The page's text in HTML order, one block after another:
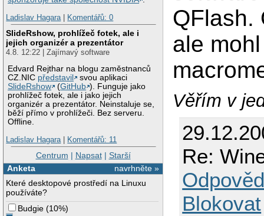
Ladislav Hagara| Komentářů: 0
SlideRshow, prohlížeč fotek, ale i
jejich organizér a prezentátor
4.8. 12:22 | Zajímavý software
Edvard Rejthar na blogu zaměstnanců
CZ.NIC představil
svou aplikaci
SlideRshow
(GitHub ). Funguje jako
prohlížeč fotek, ale i jako jejich
organizér a prezentátor. Neinstaluje se,
běží přímo v prohlížeči. Bez serveru.
Offline.
Ladislav Hagara| Komentářů: 11
Centrum | Napsat| Starší
navrhněte »
Anketa
Které desktopové prostředí na Linuxu
používáte?
Budgie (10%)
QFlash.
ale
Věřím v
Re:
Blokovat